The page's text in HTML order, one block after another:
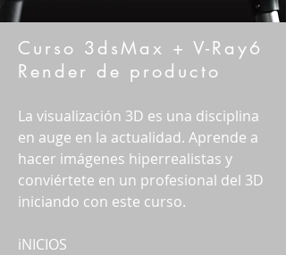
Curso 3dsMax + V-Ray6
Render de producto
La visualización 3D es una disciplina
en auge en la actualidad. Aprende a
hacer imágenes hiperrealistas y
conviértete en un profesional del 3D
iniciando con este curso.
iNICIOS